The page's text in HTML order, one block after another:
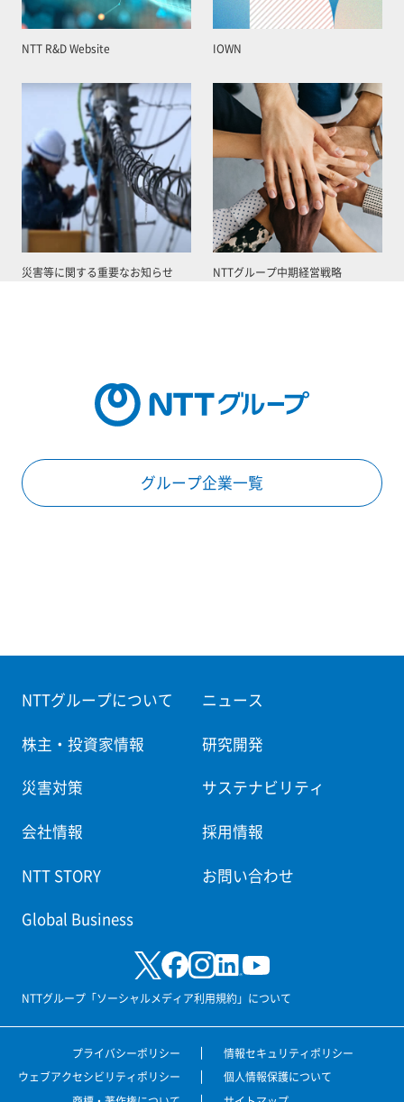
NTT R&D Website IOWN
災害等に関する重要なお知らせ NTTグループ中期経営戦略
グループ企業一覧
NTTグループについて ニュース
株主・投資家情報 研究開発
災害対策 サステナビリティ
会社情報 採用情報
NTT STORY お問い合わせ
Global Business
NTTグループ「ソーシャルメディア利用規約」について
プライバシーポリシー
情報セキュリティポリシー
ウェブアクセシビリティポリシー
個人情報保護について